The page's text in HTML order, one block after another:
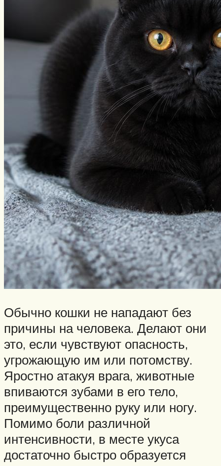
Обычно кошки не нападают без
причины на человека. Делают они
это, если чувствуют опасность,
угрожающую им или потомству.
Яростно атакуя врага, животные
впиваются зубами в его тело,
преимущественно руку или ногу.
Помимо боли различной
интенсивности, в месте укуса
достаточно быстро образуется